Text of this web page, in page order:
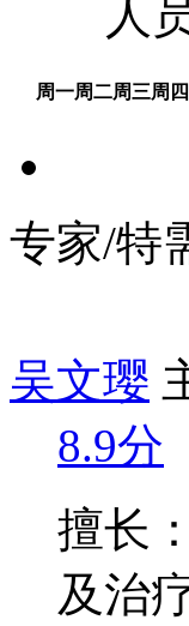
人
周一周二周三周四
专家/特
吴文璎
8.9分
擅长
及治